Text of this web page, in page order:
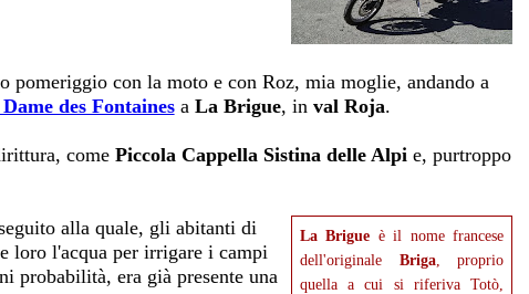
pomeriggio con la moto e con Roz, mia moglie, andando a
des Fontainesa La Brigue, in val Roja.
come Piccola Cappella Sistina delle Alpi e, purtroppo
La Brigue è il nome francese
dell'originale Briga, proprio
quella a cui si riferiva Totò,
alla quale, gli abitanti di
loro l'acqua per irrigare i campi
probabilità, era già presente una